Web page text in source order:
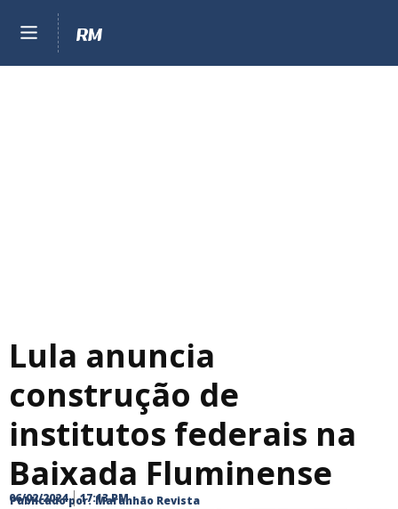
Lula anuncia
construção de
institutos federais na
Baixada Fluminense
Publicado por: Maranhão Revista
06/02/2024 17:13 PM